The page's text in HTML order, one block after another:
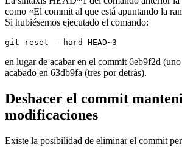
como «El commit al que está apuntando la
Si hubiésemos ejecutado el comando:
git reset --hard HEAD~3
en lugar de acabar en el commit 6eb9f2d
acabado en 63db9fa (tres por detrás).
Deshacer el commit
modificaciones
Existe la posibilidad de eliminar el commit